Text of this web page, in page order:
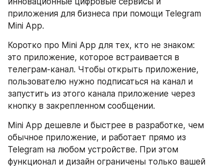
приложения для бизнеса при помощи Telegram
Mini App.
Коротко про Mini App для тех, кто не знаком:
это приложение, которое встраивается в
телеграм-канал. Чтобы открыть приложение,
пользователю нужно подписаться на канал и
запустить из этого канала приложение через
кнопку в закрепленном сообщении.
Mini App дешевле и быстрее в разработке, чем
обычное приложение, и работает прямо из
Telegram на любом устройстве. При этом
функционал и дизайн ограничены только вашей